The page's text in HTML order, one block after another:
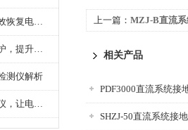
智能蓄电池单体活化仪：高效恢复电池性能，延长蓄电池使用寿命
蓄电池智能活化仪：精准维护，提升电池健康状态
测仪解析
掌中宝！便携式蓄电池检测仪，让电池检测变得简单又快捷！
上一篇： MZJ-B直流
相关产品
PDF3000直流系统接
SHZJ-50直流系统接